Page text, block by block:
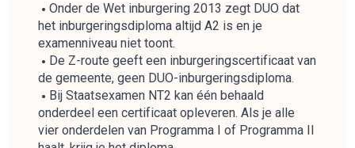
Onder de Wet inburgering 2013 zegt DUO dat
het inburgeringsdiploma altijd A2 is en je
examenniveau niet toont.
De Z-route geeft een inburgeringscertificaat van
de gemeente, geen DUO-inburgeringsdiploma.
Bij Staatsexamen NT2 kan één behaald
onderdeel een certificaat opleveren. Als je alle
vier onderdelen van Programma I of Programma II